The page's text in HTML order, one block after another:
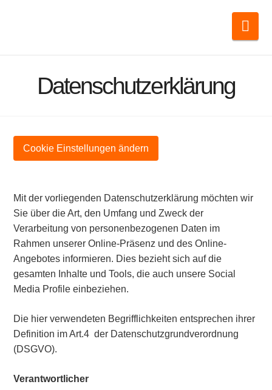
Datenschutzerklärung
Cookie Einstellungen ändern
Mit der vorliegenden Datenschutzerklärung möchten wir
Sie über die Art, den Umfang und Zweck der
Verarbeitung von personenbezogenen Daten im
Rahmen unserer Online-Präsenz und des Online-
Angebotes informieren. Dies bezieht sich auf die
gesamten Inhalte und Tools, die auch unsere Social
Media Profile einbeziehen.
Die hier verwendeten Begrifflichkeiten entsprechen ihrer
Definition im Art.4 der Datenschutzgrundverordnung
(DSGVO).
Verantwortlicher